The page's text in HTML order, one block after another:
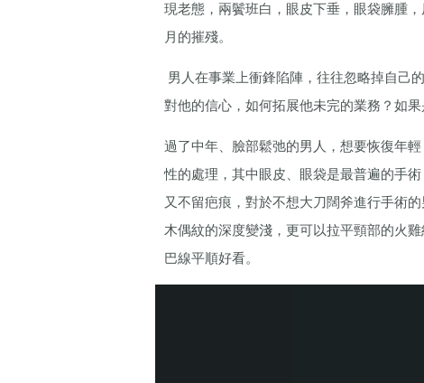
現老態，兩鬢班白，眼皮下垂，眼袋臃腫
月的摧殘。
男人在事業上衝鋒陷陣，往往忽略掉自己
對他的信心，如何拓展他未完的業務？如
過了中年、臉部鬆弛的男人，想要恢復年
性的處理，其中眼皮、眼袋是最普遍的手
又不留疤痕，對於不想大刀闊斧進行手術
木偶紋的深度變淺，更可以拉平頸部的火
巴線平順好看。